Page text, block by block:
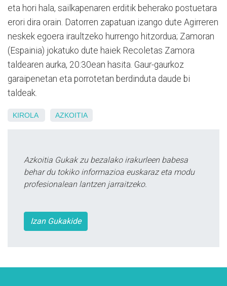
eta hori hala, sailkapenaren erditik beherako postuetara
erori dira orain. Datorren zapatuan izango dute Agirreren
neskek egoera iraultzeko hurrengo hitzordua; Zamoran
(Espainia) jokatuko dute haiek Recoletas Zamora
taldearen aurka, 20:30ean hasita. Gaur-gaurkoz
garaipenetan eta porrotetan berdinduta daude bi
taldeak.
KIROLA AZKOITIA
Azkoitia Gukak zu bezalako irakurleen babesa
behar du tokiko informazioa euskaraz eta modu
profesionalean lantzen jarraitzeko.
Izan Gukakide